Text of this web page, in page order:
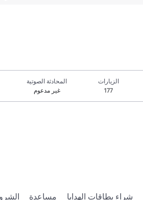
الزيارات
177
المحادثة الصوتية
غير مدعوم
شراء بطاقات الهدايا مساعدة